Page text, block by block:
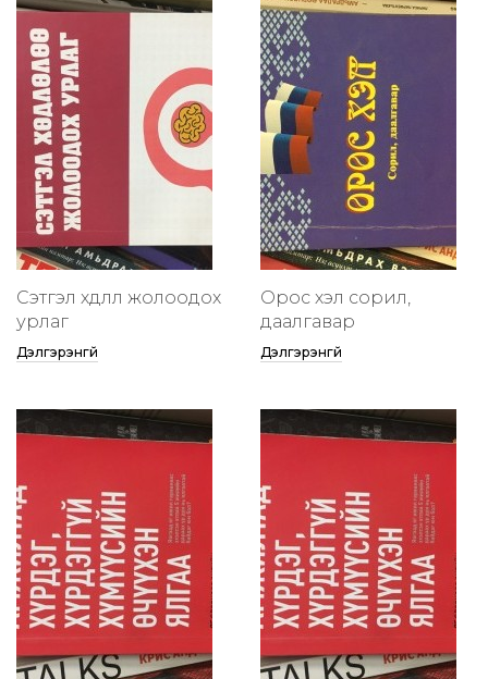
Сэтгэл хөдлөлөө жолоодох
урлаг
Дэлгэрэнгүй
Орос хэл сорил,
даалгавар
Дэлгэрэнгүй